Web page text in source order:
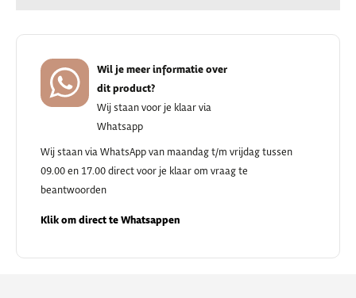
Wil je meer informatie over
dit product?
Wij staan voor je klaar via
Whatsapp
Wij staan via WhatsApp van maandag t/m vrijdag tussen
09.00 en 17.00 direct voor je klaar om vraag te
beantwoorden
Klik om direct te Whatsappen